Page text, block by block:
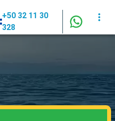
+50 32 11 30
328